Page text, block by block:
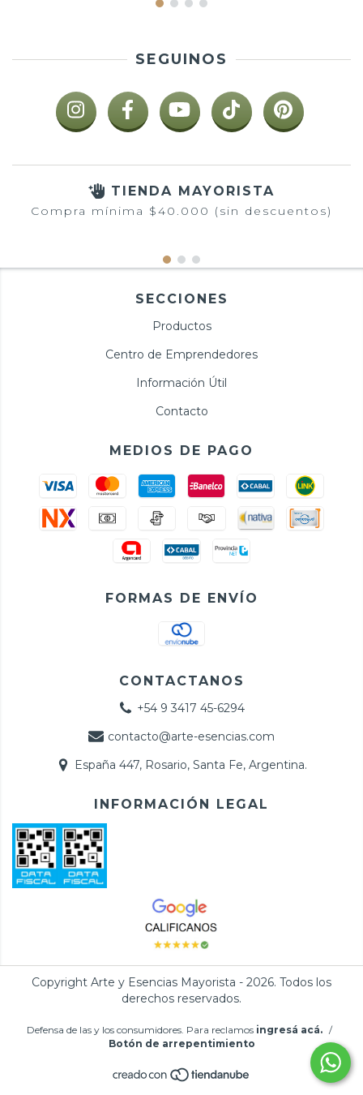
SEGUINOS
TIENDA MAYORISTA
Compra mínima $40.000 (sin descuentos)
SECCIONES
Productos
Centro de Emprendedores
Información Útil
Contacto
MEDIOS DE PAGO
FORMAS DE ENVÍO
CONTACTANOS
+54 9 3417 45-6294
contacto@arte-esencias.com
España 447, Rosario, Santa Fe, Argentina.
INFORMACIÓN LEGAL
Copyright Arte y Esencias Mayorista - 2026. Todos los
derechos reservados.
Defensa de las y los consumidores. Para reclamos ingresá acá. /
Botón de arrepentimiento